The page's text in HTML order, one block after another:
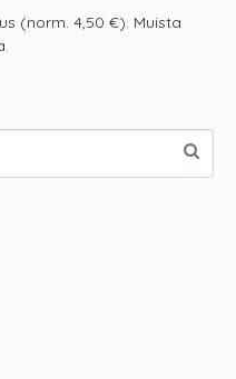
(norm. 4,50 €). Muista